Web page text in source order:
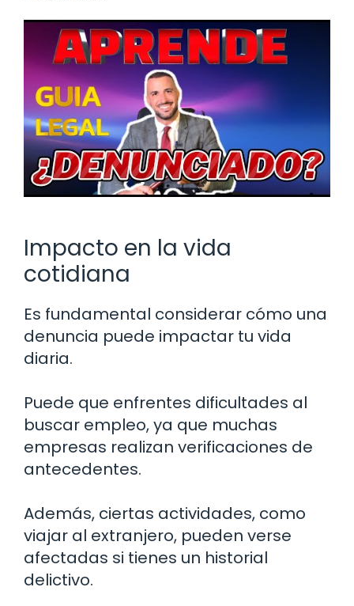
Impacto en la vida
cotidiana
Es fundamental considerar cómo una
denuncia puede impactar tu vida
diaria.
Puede que enfrentes dificultades al
buscar empleo, ya que muchas
empresas realizan verificaciones de
antecedentes.
Además, ciertas actividades, como
viajar al extranjero, pueden verse
afectadas si tienes un historial
delictivo.